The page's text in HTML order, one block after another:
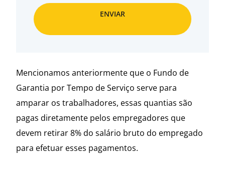
ENVIAR
Mencionamos anteriormente que o Fundo de
Garantia por Tempo de Serviço serve para
amparar os trabalhadores, essas quantias são
pagas diretamente pelos empregadores que
devem retirar 8% do salário bruto do empregado
para efetuar esses pagamentos.